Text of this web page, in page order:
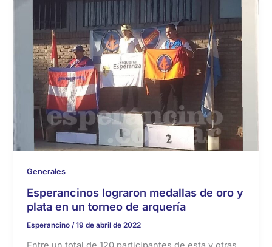
Generales
Esperancinos lograron medallas de oro y
plata en un torneo de arquería
Esperancino /19 de abril de 2022